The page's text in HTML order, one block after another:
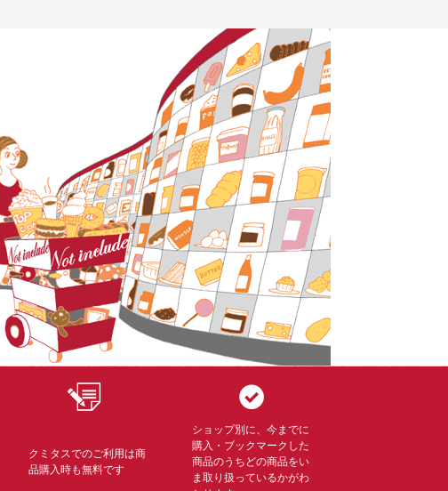
クミタスでのご利用は商
品購入時も無料です
ショップ別に、今までに
購入・ブックマークした
商品のうちどの商品をい
ま取り扱っているかがわ